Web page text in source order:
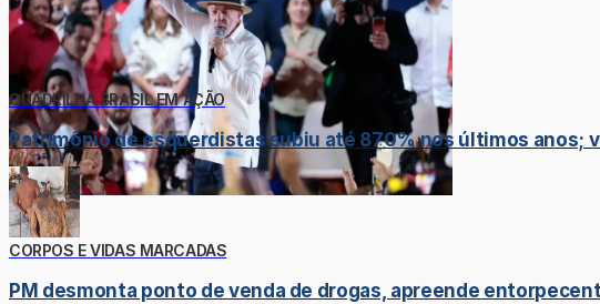
QUADRILHA BRASIL EM AÇÃO
Patrimônio de esquerdistas subiu até 870% nos últimos anos;
CORPOS E VIDAS MARCADAS
PM desmonta ponto de venda de drogas, apreende